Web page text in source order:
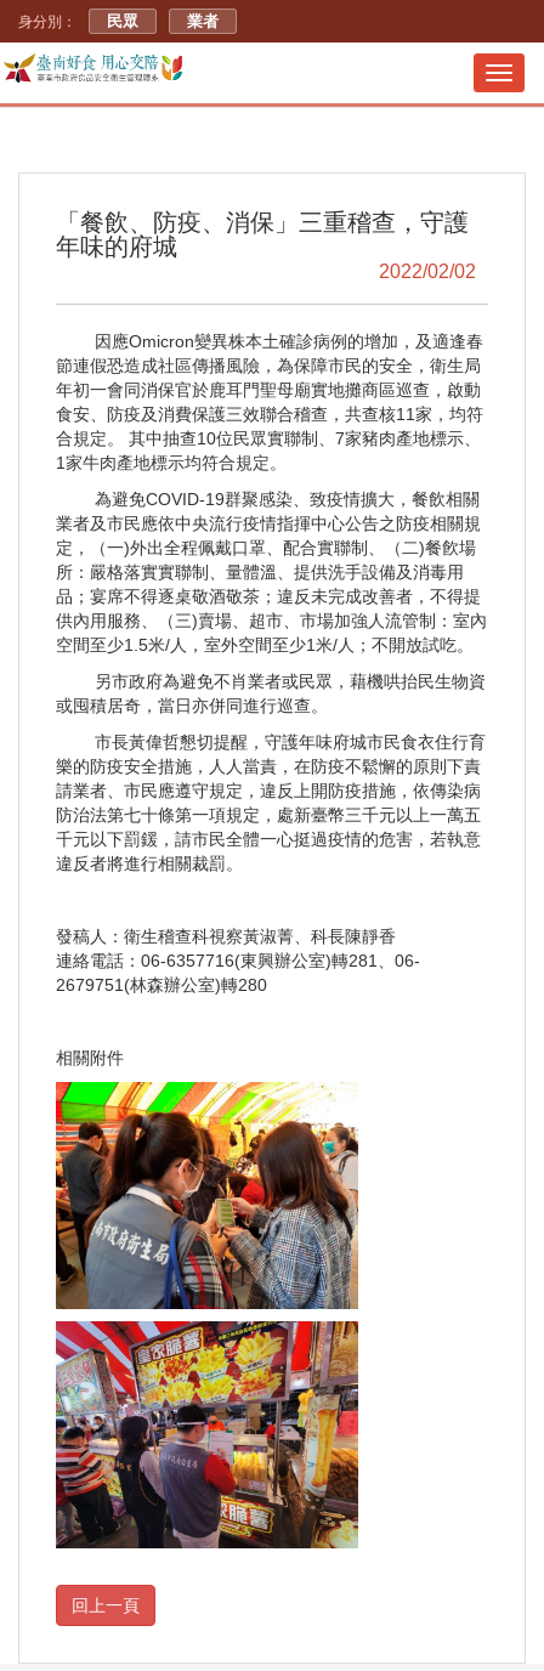
身分別： 民眾 業者
「餐飲、防疫、消保」三重稽查，守護
年味的府城
2022/02/02
因應Omicron變異株本土確診病例的增加，及適逢春
節連假恐造成社區傳播風險，為保障市民的安全，衛生局
年初一會同消保官於鹿耳門聖母廟實地攤商區巡查，啟動
食安、防疫及消費保護三效聯合稽查，共查核11家，均符
合規定。 其中抽查10位民眾實聯制、7家豬肉產地標示、
1家牛肉產地標示均符合規定。
為避免COVID-19群聚感染、致疫情擴大，餐飲相關
業者及市民應依中央流行疫情指揮中心公告之防疫相關規
定，（一)外出全程佩戴口罩、配合實聯制、（二)餐飮場
所：嚴格落實實聯制、量體溫、提供洗手設備及消毒用
品；宴席不得逐桌敬酒敬茶；違反未完成改善者，不得提
供內用服務、（三)賣場、超市、市場加強人流管制：室內
空間至少1.5米/人，室外空間至少1米/人；不開放試吃。
另市政府為避免不肖業者或民眾，藉機哄抬民生物資
或囤積居奇，當日亦併同進行巡查。
市長黃偉哲懇切提醒，守護年味府城市民食衣住行育
樂的防疫安全措施，人人當責，在防疫不鬆懈的原則下責
請業者、市民應遵守規定，違反上開防疫措施，依傳染病
防治法第七十條第一項規定，處新臺幣三千元以上一萬五
千元以下罰鍰，請市民全體一心挺過疫情的危害，若執意
違反者將進行相關裁罰。
發稿人：衛生稽查科視察黃淑菁、科長陳靜香
連絡電話：06-6357716(東興辦公室)轉281、06-
2679751(林森辦公室)轉280
相關附件